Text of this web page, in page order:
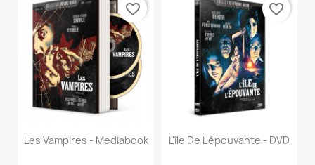
Les Vampires - Mediabook
favorite_border
L'île De L'épouvante - DVD
favorite_border